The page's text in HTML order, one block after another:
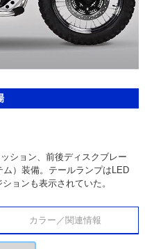
ション、前後ディスクブレー
）装備。テールランプはLED
ョンも表示されていた。
カラー／関連情報